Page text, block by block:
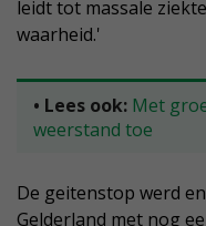
leidt tot massale
waarheid.'
• Lees ook: Met
weerstand toe
De geitenstop werd
Gelderland met nog